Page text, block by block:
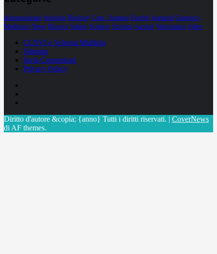
alimentazione biologia Biology Com. Stampa Epatiti featured Genetica
Medicina News Ricerca Salute Science Scienza vaccini Veterinaria video
CCSVI e Sclerosi Multipla
Sitemap
Invia Comunicati
Privacy Policy
Diritto d'autore &copia; {anno} Tutti i diritti riservati. | CoverNews
di AF themes.